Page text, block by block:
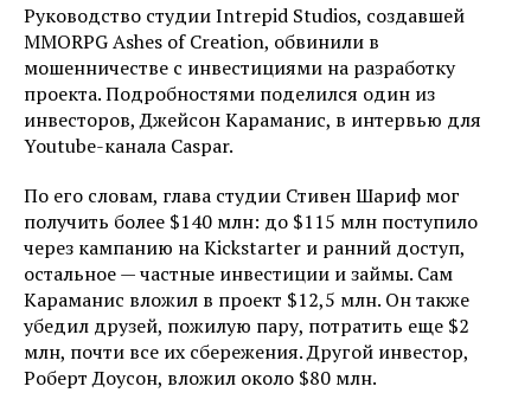
Руководство студии Intrepid Studios, создавшей
MMORPG Ashes of Creation, обвинили в
мошенничестве с инвестициями на разработку
проекта. Подробностями поделился один из
инвесторов, Джейсон Караманис, в интервью для
Youtube-канала Caspar.
По его словам, глава студии Стивен Шариф мог
получить более $140 млн: до $115 млн поступило
через кампанию на Kickstarter и ранний доступ,
остальное — частные инвестиции и займы. Сам
Караманис вложил в проект $12,5 млн. Он также
убедил друзей, пожилую пару, потратить еще $2
млн, почти все их сбережения. Другой инвестор,
Роберт Доусон, вложил около $80 млн.